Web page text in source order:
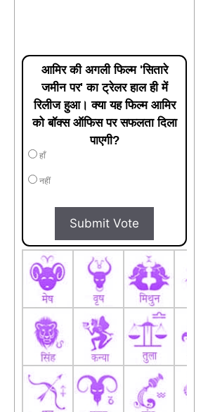
आमिर की अगली फिल्म 'सितारे
जमीन पर' का ट्रेलर हाल ही में
रिलीज हुआ। क्या यह फिल्म आमिर
को बॉक्स ऑफिस पर सफलता दिला
पाएगी?
हाँ
नहीं
Submit Vote